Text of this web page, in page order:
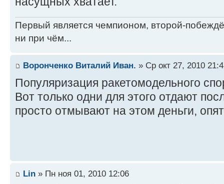
Первый является чемпионом, второй-
ни при чём...
Воронченко Виталий Иван. » Ср окт 27, 2010
Популяризация ракетомодельного
Вот только одни для этого отдают
просто отмывают на этом деньги,
Lin » Пн ноя 01, 2010 12:06